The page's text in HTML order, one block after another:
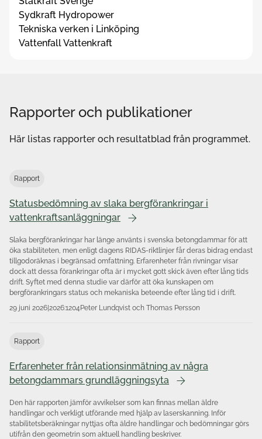
Sydkraft Hydropower
Tekniska verken i Linköping
Vattenfall Vattenkraft
Rapporter och publikationer
Här listas rapporter och resultatblad från programmet.
Rapport
Statusbedömning av slaka bergförankringar i
vattenkraftsanläggningar
Slaka bergförankringar har länge använts i svenska betongdammar för att
öka stabiliteten, men enligt dagens RIDAS‑riktlinjer får deras bidrag endast
tillgodoräknas i begränsad omfattning. Erfarenheter från rivningar visar
dock att dessa förankringar ofta är i mycket gott skick även efter lång tids
drift. Syftet med denna studie var därför att öka kunskapen om
bergförankringars status och mekaniska beteende efter lång tid i drift.
29 juni 2026|2026:1204Peter Lundqvist och Thomas Persson
Rapport
Erfarenheter från relationsinmätning av några
betongdammars grundläggningsyta
Den här rapporten jämför avvikelser som kan finnas mellan äldre
handlingar och verkligt utförande med hjälp av laserskanning. Inför
stabilitetsberäkningar nyttjas ofta äldre handlingar och bedömningar görs
utifrån den geometrin som aktuell handling beskriver.